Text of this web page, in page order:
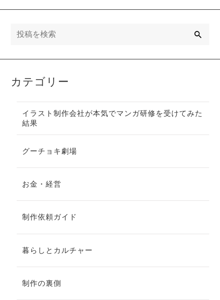
カテゴリー
イラスト制作会社が本気でマンガ研修を受けてみた
結果
グーチョキ劇場
お金・経営
制作依頼ガイド
暮らしとカルチャー
制作の裏側